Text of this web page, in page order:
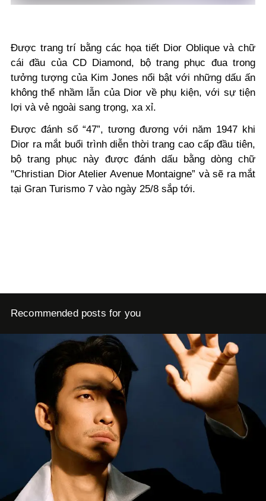
Được trang trí bằng các họa tiết Dior Oblique và chữ
cái đầu của CD Diamond, bộ trang phục đua trong
tưởng tượng của Kim Jones nổi bật với những dấu ấn
không thể nhầm lẫn của Dior về phụ kiện, với sự tiện
lợi và vẻ ngoài sang trọng, xa xỉ.
Được đánh số “47”, tương đương với năm 1947 khi
Dior ra mắt buổi trình diễn thời trang cao cấp đầu tiên,
bộ trang phục này được đánh dấu bằng dòng chữ
"Christian Dior Atelier Avenue Montaigne” và sẽ ra mắt
tại Gran Turismo 7 vào ngày 25/8 sắp tới.
Recommended posts for you